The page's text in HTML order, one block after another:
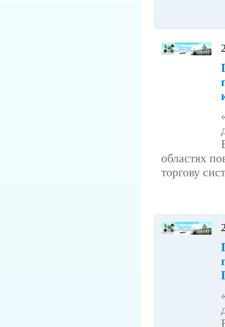
областях
торгову